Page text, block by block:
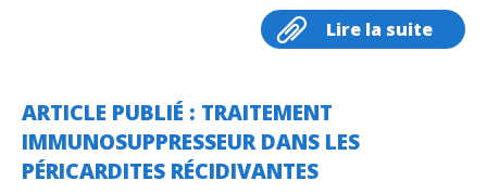
Lire la suite
ARTICLE PUBLIÉ : TRAITEMENT
IMMUNOSUPPRESSEUR DANS LES
PÉRICARDITES RÉCIDIVANTES